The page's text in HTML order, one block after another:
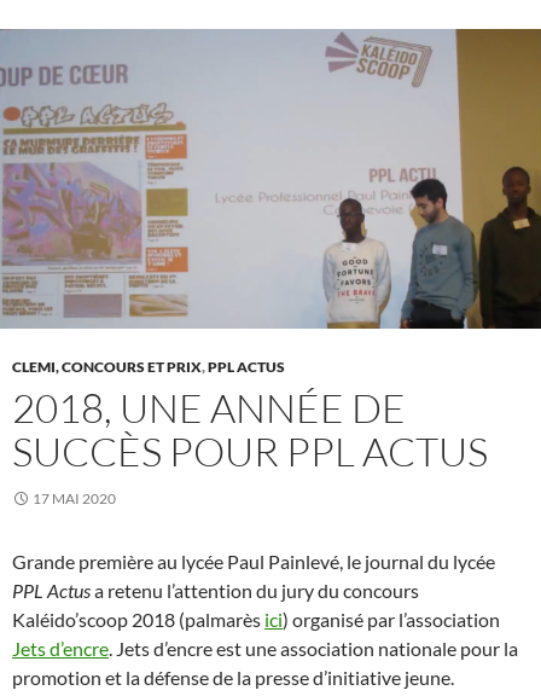
CLEMI, CONCOURS ET PRIX,PPL ACTUS
2018, UNE ANNÉE DE
SUCCÈS POUR PPL ACTUS
17 MAI 2020
Grande première au lycée Paul Painlevé, le journal du lycée
PPL Actusa retenu l’attention du jury du concours
Kaléido’scoop 2018 (palmarès ici) organisé par l’association
Jets d’encre. Jets d’encre est une association nationale pour la
promotion et la défense de la presse d’initiative jeune.